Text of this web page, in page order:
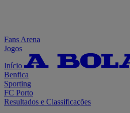
Fans Arena
Jogos
Início
Benfica
Sporting
FC Porto
Resultados e Classificações